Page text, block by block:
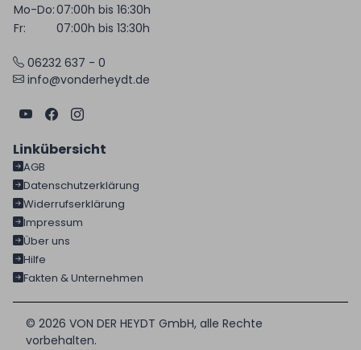
Mo-Do:07:00h bis 16:30h
Fr:
07:00h bis 13:30h
06232 637 - 0
info@vonderheydt.de
Linkübersicht
AGB
Datenschutzerklärung
Widerrufserklärung
Impressum
Über uns
Hilfe
Fakten & Unternehmen
© 2026 VON DER HEYDT GmbH, alle Rechte
vorbehalten.